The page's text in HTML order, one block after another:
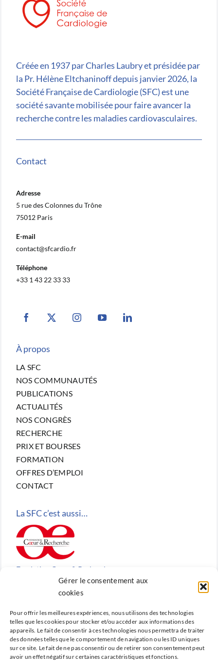
Gérer le consentement aux
cookies
Pour offrir les meilleures expériences, nous utilisons des technologies
telles que les cookies pour stocker et/ou accéder aux informations des
appareils. Le fait de consentir à ces technologies nous permettra de traiter
des données telles que le comportement de navigation ou les ID uniques
sur ce site. Le fait de ne pas consentir ou de retirer son consentement peut
avoir un effet négatif sur certaines caractéristiques et fonctions.
Créée en 1937 par Charles Laubry et présidée par
la Pr. Hélène Eltchaninoff depuis janvier 2026, la
Société Française de Cardiologie (SFC) est une
société savante mobilisée pour faire avancer la
recherche contre les maladies cardiovasculaires.
Contact
Adresse
5 rue des Colonnes du Trône
75012 Paris
E-mail
contact@sfcardio.fr
Téléphone
+33 1 43 22 33 33
À propos
LA SFC
NOS COMMUNAUTÉS
PUBLICATIONS
ACTUALITÉS
NOS CONGRÈS
RECHERCHE
PRIX ET BOURSES
FORMATION
OFFRES D’EMPLOI
CONTACT
La SFC c’est aussi…
Fondation Cœur & Recherche
Reconnue d’utilité publique, la Fondation Cœur &
créée en 2010 par la SFC.